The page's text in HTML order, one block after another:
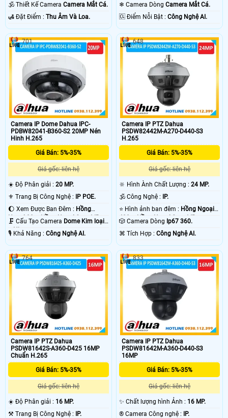
🕉️ Thiết Kế Camera Camera Mắt Cá.
️🛃 Đặt Điểm : Thu Âm Và Loa.
❄ Camera DòngCamera Mắt Cá.
️🆑 Điểm Nỗi Bật :Công Nghệ AI.
Camera IP Dome Dahua IPC-
PDBW82041-B360-S2 20MP Nén
Hinh H.265
Giá Bán: 5%-35%
Giá gốc: liên hệ
☀️ Độ Phân giải : 20 MP.
⚜️ Trang Bị Công Nghệ :
IP POE.
🌔 Xem Được Ban Đêm : Hồng
Ngoại 30m Hồng Ngoại Smart IR.
🗜️ Cấu Tạo Camera Dome Kim loại
+ Nhựa.
️🎙 Khả Năng : Công Nghệ AI.
701
Camera IP PTZ Dahua
PSDW82442M-A270-D440-S3
H.265
Giá Bán: 5%-35%
Giá gốc: liên hệ
🔆 Hình Ành Chất Lượng :24 MP.
🕉️ Công Nghệ :
IP.
⭐ Hình ảnh ban đêm : Hồng Ngoại
400m Hồng Ngoại Smart IR.
🎲 Camera Dòng Ip67 360.
️⌘ Tích Hợp :Công Nghệ AI.
648
Camera IP PTZ Dahua
PSDW81642S-A360-D425 16MP
Chuẩn H.265
Giá Bán: 5%-35%
Giá gốc: liên hệ
☀️ Độ Phân giải : 16 MP.
⚒ Trang Bị Công Nghệ : IP.
764
Camera IP PTZ Dahua
PSDW81642M-A360-D440-S3
16MP
Giá Bán: 5%-35%
Giá gốc: liên hệ
✨ Chất lượng hình Ảnh : 16 MP.
®️ Camera Công nghệ : IP.
833